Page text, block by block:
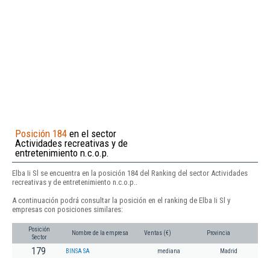
Posición 184 en el sector
Actividades recreativas y de
entretenimiento n.c.o.p.
Elba Ii Sl se encuentra en la posición 184 del Ranking del sector Actividades
recreativas y de entretenimiento n.c.o.p..
A continuación podrá consultar la posición en el ranking de Elba Ii Sl y
empresas con posiciones similares:
Posición
Sector
Nombre de la empresa Ventas (€) Provincia
179 BINSA SA mediana Madrid